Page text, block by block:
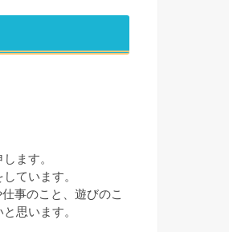
ます。
ています。
事のこと、遊びのこ
思います。